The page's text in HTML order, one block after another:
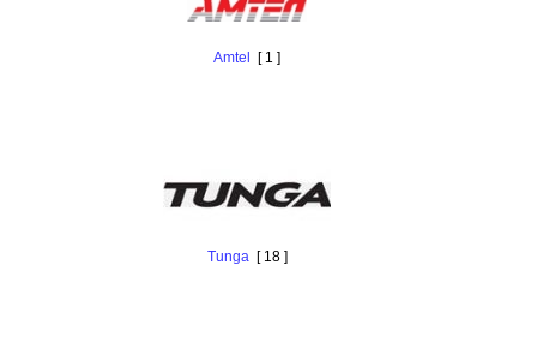
Amtel [ 1 ]
Tunga[ 18 ]